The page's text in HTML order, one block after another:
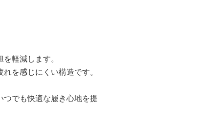
軽減します。
を感じにくい構造です。
でも快適な履き心地を提